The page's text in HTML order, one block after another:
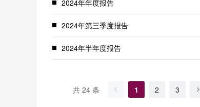
2024年年度报告
2024年第三季度报告
2024年半年度报告
2023年第三季度报告
共 24 条 1 2 3